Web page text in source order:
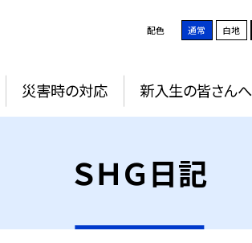
配色 通常 白地
災害時の対応 新入生の皆さんへ
ＳＨＧ日記